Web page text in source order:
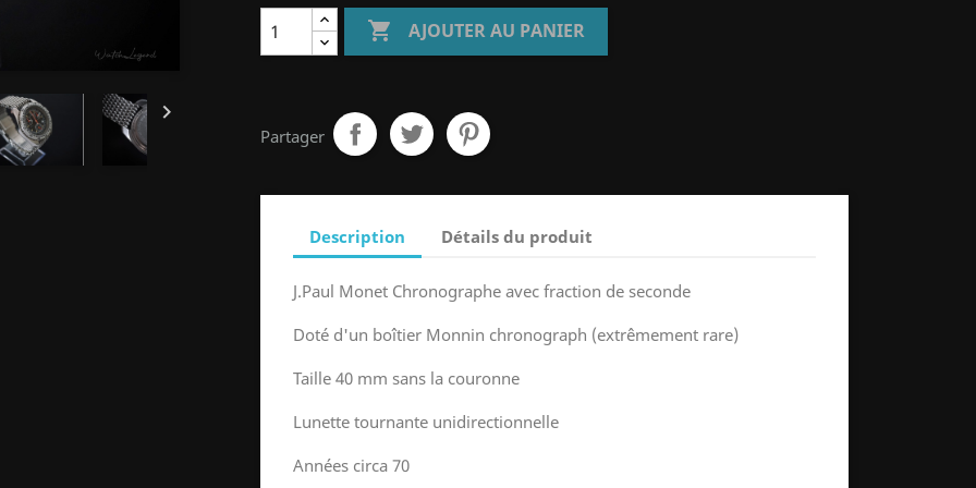

 AJOUTER AU PANIER
Partager
Description Détails du produit
J.Paul Monet Chronographe avec fraction de seconde
Doté d'un boîtier Monnin chronograph (extrêmement rare)
Taille 40 mm sans la couronne
Lunette tournante unidirectionnelle
Années circa 70